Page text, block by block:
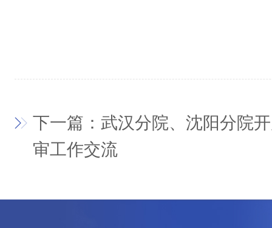
下一篇：武汉分院、沈阳分院
审工作交流